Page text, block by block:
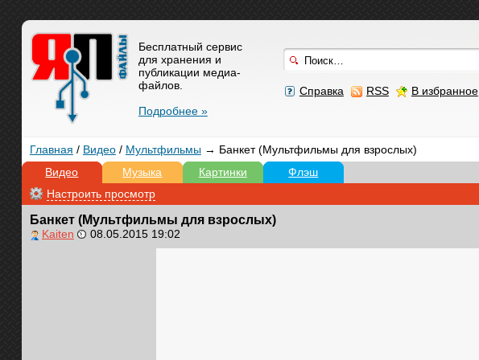
Справка RSS В избранное
Бесплатный сервис
для хранения и
публикации медиа-
файлов.
Подробнее »
Главная / Видео/ Мультфильмы→ Банкет (Мультфильмы для взрослых)
Видео
Музыка Картинки Флэш
Настроить просмотр
Банкет (Мультфильмы для взрослых)
Kaiten 08.05.2015 19:02